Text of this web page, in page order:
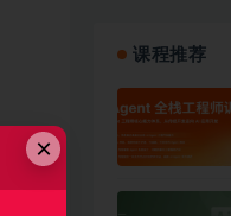
课程推荐
×